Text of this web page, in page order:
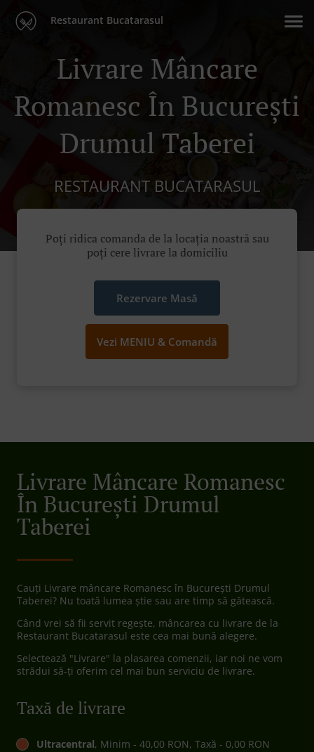
Restaurant Bucatarasul
Livrare Mâncare
Romanesc În București
Drumul Taberei
RESTAURANT BUCATARASUL
Poți ridica comanda de la locația noastră sau
poți cere livrare la domiciliu
Rezervare Masă
Vezi MENIU & Comandă
Livrare Mâncare Romanesc
În București Drumul
Taberei
Cauți Livrare mâncare Romanesc în București Drumul
Taberei? Nu toată lumea știe sau are timp să gătească.
Când vrei să fii servit regește, mâncarea cu livrare de la
Restaurant Bucatarasul este cea mai bună alegere.
Selectează "Livrare" la plasarea comenzii, iar noi ne vom
strădui să-ți oferim cel mai bun serviciu de livrare.
Taxă de livrare
Ultracentral, Minim - 40,00 RON, Taxă - 0,00 RON